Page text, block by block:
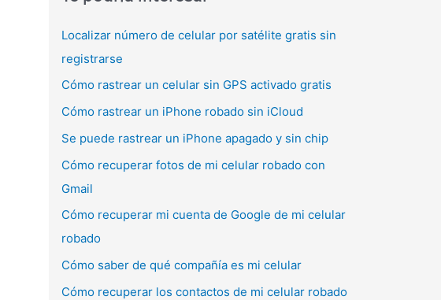
Localizar número de celular por satélite gratis sin
registrarse
Cómo rastrear un celular sin GPS activado gratis
Cómo rastrear un iPhone robado sin iCloud
Se puede rastrear un iPhone apagado y sin chip
Cómo recuperar fotos de mi celular robado con
Gmail
Cómo recuperar mi cuenta de Google de mi celular
robado
Cómo saber de qué compañía es mi celular
Cómo recuperar los contactos de mi celular robado